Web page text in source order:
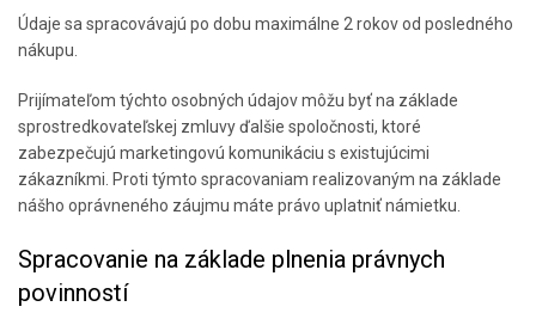
Údaje sa spracovávajú po dobu maximálne 2 rokov od posledného
nákupu.
Prijímateľom týchto osobných údajov môžu byť na základe
sprostredkovateľskej zmluvy ďalšie spoločnosti, ktoré
zabezpečujú marketingovú komunikáciu s existujúcimi
zákazníkmi. Proti týmto spracovaniam realizovaným na základe
nášho oprávneného záujmu máte právo uplatniť námietku.
Spracovanie na základe plnenia právnych
povinností